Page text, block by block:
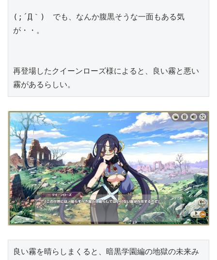
(;´Д｀)　でも、なんか腹黒そうな一面もある気
が・・。
再登場したクイーンローズ様によると、良い霧と悪い
霧があるらしい。
良い霧を晴らしまくると、暗黒学園編の地獄の未来み